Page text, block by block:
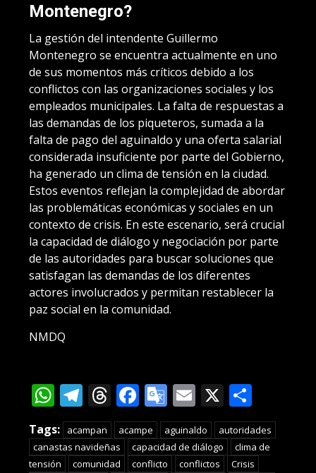
Montenegro?
La gestión del intendente Guillermo
Montenegro se encuentra actualmente en uno
de sus momentos más críticos debido a los
conflictos con las organizaciones sociales y los
empleados municipales. La falta de respuestas a
las demandas de los piqueteros, sumada a la
falta de pago del aguinaldo y una oferta salarial
considerada insuficiente por parte del Gobierno,
ha generado un clima de tensión en la ciudad.
Estos eventos reflejan la complejidad de abordar
las problemáticas económicas y sociales en un
contexto de crisis. En este escenario, será crucial
la capacidad de diálogo y negociación por parte
de las autoridades para buscar soluciones que
satisfagan las demandas de los diferentes
actores involucrados y permitan restablecer la
paz social en la comunidad.
NMDQ
WhatsApp
Telegram
Threads
Facebook
Google
Translate
Email
X
Tags: acampan acampe aguinaldo
autoridades
canastas navideñas
capacidad de diálogo
clima de
tensión
comunidad conflicto conflictos
Crisis